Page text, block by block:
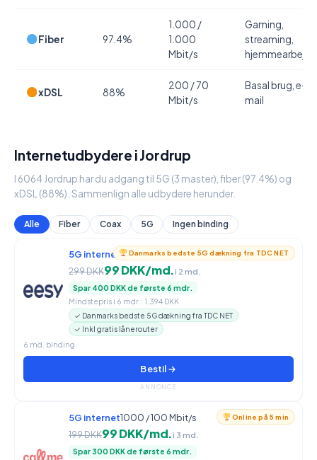
Fiber 97.4%
1.000 /
1.000
Mbit/s
Gaming,
streaming,
hjemmearbejde
xDSL 88%
200 / 70
Mbit/s
Basal brug, e-
mail
Internetudbydere i Jordrup
I 6064 Jordrup har du adgang til 5G (3 master), fiber (97.4%) og
xDSL (88%). Sammenlign alle udbydere herunder.
Alle Fiber Coax 5G Ingen binding
Danmarks bedste 5G dækning fra TDC NET
5G internet950 / 90 Mbit/s
299 DKK99 DKK/md.i 2 md.
Spar 400 DKK de første 6 mdr.
Mindstepris i 6 mdr.: 1.394 DKK
✓ Danmarks bedste 5G dækning fra TDC NET
✓ Inkl gratis lånerouter
6 md. binding
Bestil →
ANNONCE
Online på 5 min
5G internet1000 / 100 Mbit/s
199 DKK99 DKK/md.i 3 md.
Spar 300 DKK de første 6 mdr.